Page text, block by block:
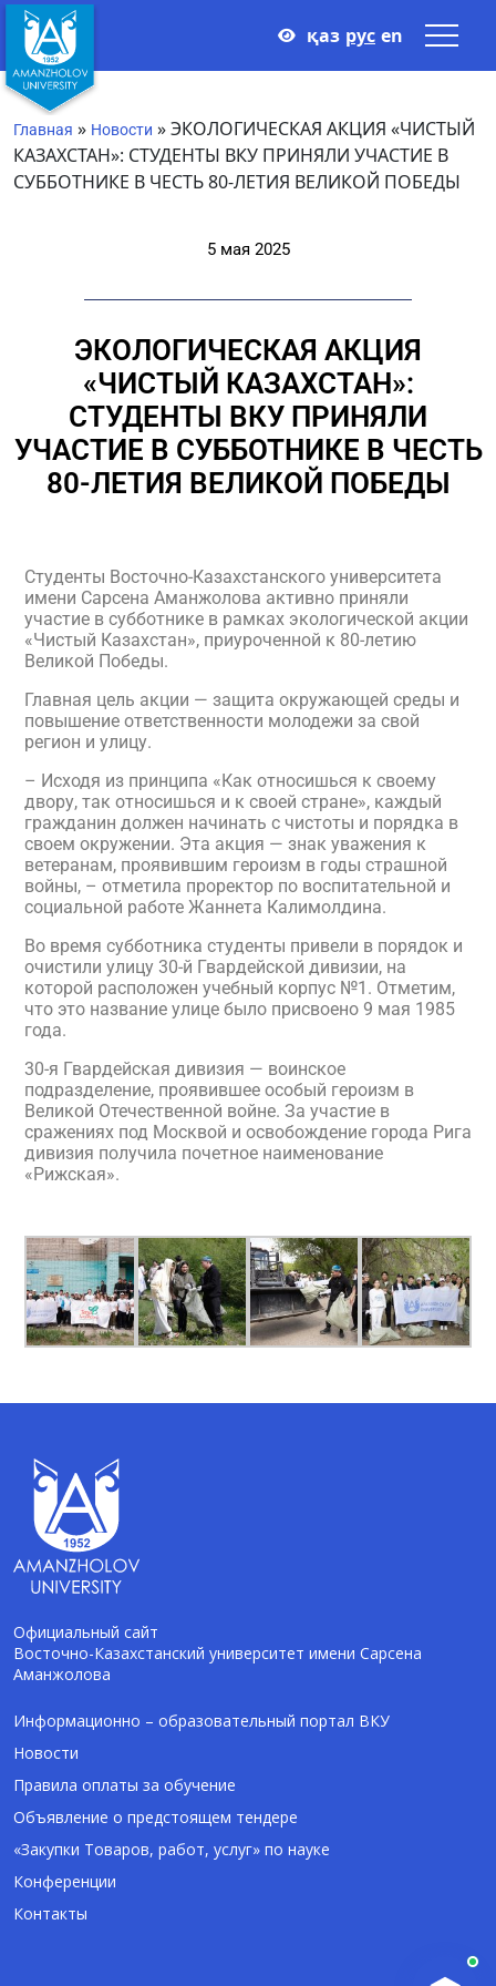
қаз рус en
Главная » Новости »ЭКОЛОГИЧЕСКАЯ АКЦИЯ «ЧИСТЫЙ
КАЗАХСТАН»: СТУДЕНТЫ ВКУ ПРИНЯЛИ УЧАСТИЕ В
СУББОТНИКЕ В ЧЕСТЬ 80-ЛЕТИЯ ВЕЛИКОЙ ПОБЕДЫ
5 мая 2025
ЭКОЛОГИЧЕСКАЯ АКЦИЯ
«ЧИСТЫЙ КАЗАХСТАН»:
СТУДЕНТЫ ВКУ ПРИНЯЛИ
УЧАСТИЕ В СУББОТНИКЕ В ЧЕСТЬ
80-ЛЕТИЯ ВЕЛИКОЙ ПОБЕДЫ
Студенты Восточно-Казахстанского университета
имени Сарсена Аманжолова активно приняли
участие в субботнике в рамках экологической акции
«Чистый Казахстан», приуроченной к 80-летию
Великой Победы.
Главная цель акции — защита окружающей среды и
повышение ответственности молодежи за свой
регион и улицу.
– Исходя из принципа «Как относишься к своему
двору, так относишься и к своей стране», каждый
гражданин должен начинать с чистоты и порядка в
своем окружении. Эта акция — знак уважения к
ветеранам, проявившим героизм в годы страшной
войны, – отметила проректор по воспитательной и
социальной работе Жаннета Калимолдина.
Во время субботника студенты привели в порядок и
очистили улицу 30-й Гвардейской дивизии, на
которой расположен учебный корпус №1. Отметим,
что это название улице было присвоено 9 мая 1985
года.
30-я Гвардейская дивизия — воинское
подразделение, проявившее особый героизм в
Великой Отечественной войне. За участие в
сражениях под Москвой и освобождение города Рига
дивизия получила почетное наименование
«Рижская».
Официальный сайт
Восточно-Казахстанский университет имени Сарсена
Аманжолова
Информационно – образовательный портал ВКУ
Новости
Правила оплаты за обучение
Объявление о предстоящем тендере
«Закупки Товаров, работ, услуг» по науке
Конференции
Контакты
Помощник Amanzholov University
Здравствуйте! Я AI-Talapker — помощник
ВКУ им. Сарсена Аманжолова (ВКУ). Отвечу
на вопросы о поступлении в бакалавриат,